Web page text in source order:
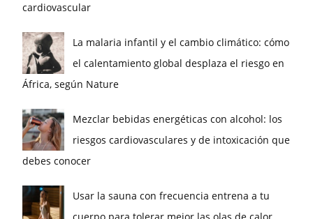
cardiovascular
La malaria infantil y el cambio climático: cómo
el calentamiento global desplaza el riesgo en
África, según Nature
Mezclar bebidas energéticas con alcohol: los
riesgos cardiovasculares y de intoxicación que
debes conocer
Usar la sauna con frecuencia entrena a tu